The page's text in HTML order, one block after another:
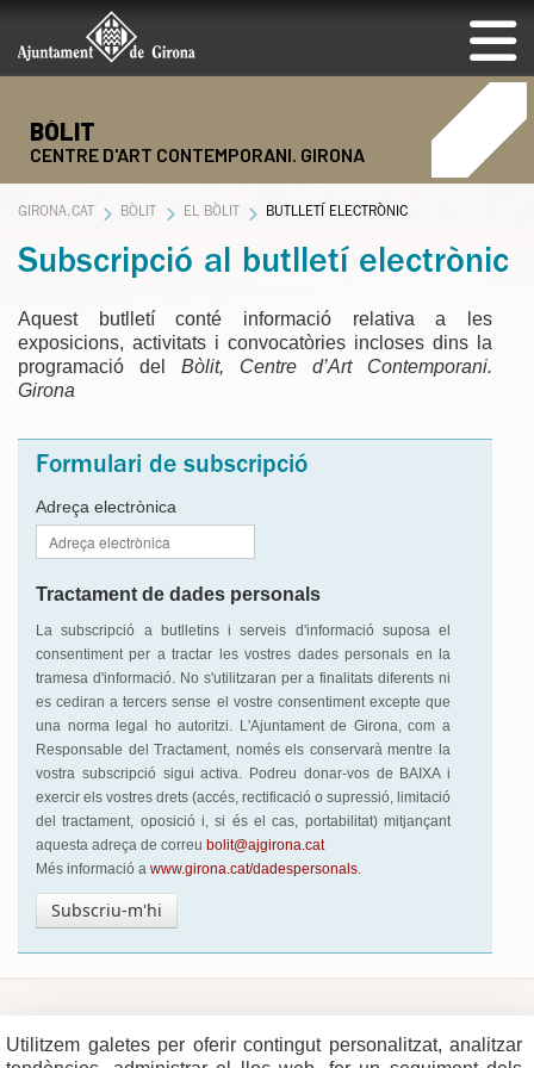
BÒLIT
CENTRE D'ART CONTEMPORANI. GIRONA
GIRONA.CAT BÒLIT EL BÒLIT BUTLLETÍ ELECTRÒNIC
Subscripció al butlletí electrònic
Aquest butlletí conté informació relativa a les
exposicions, activitats i convocatòries incloses dins la
programació del Bòlit, Centre d’Art Contemporani.
Girona
Formulari de subscripció
Adreça electrònica
Tractament de dades personals
La subscripció a butlletins i serveis d'informació suposa el
consentiment per a tractar les vostres dades personals en la
tramesa d'informació. No s'utilitzaran per a finalitats diferents ni
es cediran a tercers sense el vostre consentiment excepte que
una norma legal ho autoritzi. L'Ajuntament de Girona, com a
Responsable del Tractament, només els conservarà mentre la
vostra subscripció sigui activa. Podreu donar-vos de BAIXA i
exercir els vostres drets (accés, rectificació o supressió, limitació
del tractament, oposició i, si és el cas, portabilitat) mitjançant
aquesta adreça de correu bolit@ajgirona.cat
Més informació a www.girona.cat/dadespersonals
Subscriu-m'hi
Plaça del Vi, 1
17004 GIRONA
Contacte
Mapa del web
Utilitzem galetes per oferir contingut personalitzat, analitzar